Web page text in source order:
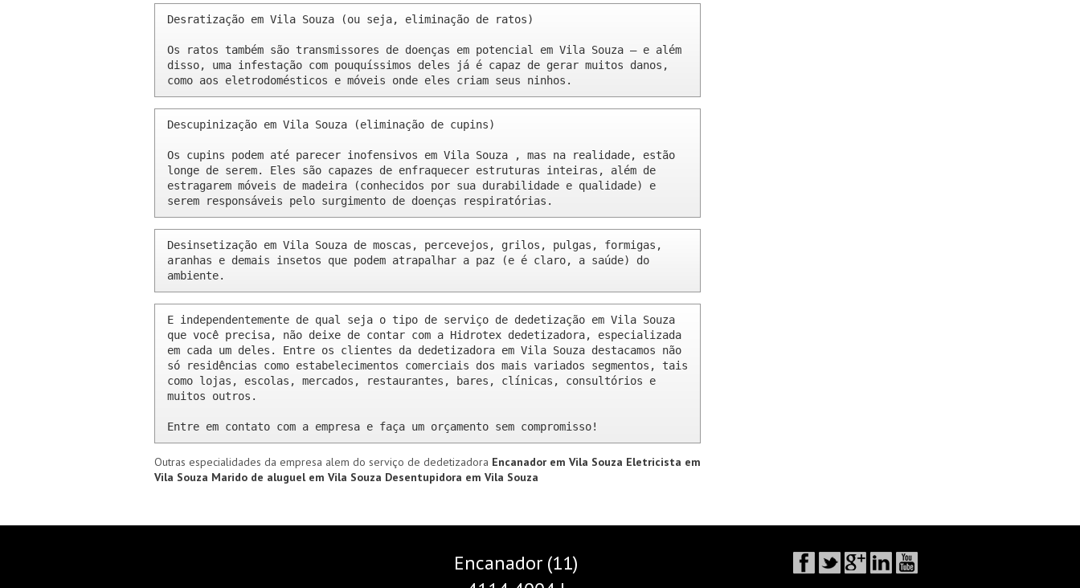
Desratização em Vila Souza (ou seja, eliminação de ratos)
Os ratos também são transmissores de doenças em potencial em Vila Souza – e além
disso, uma infestação com pouquíssimos deles já é capaz de gerar muitos danos,
como aos eletrodomésticos e móveis onde eles criam seus ninhos.
Descupinização em Vila Souza (eliminação de cupins)
Os cupins podem até parecer inofensivos em Vila Souza , mas na realidade, estão
longe de serem. Eles são capazes de enfraquecer estruturas inteiras, além de
estragarem móveis de madeira (conhecidos por sua durabilidade e qualidade) e
serem responsáveis pelo surgimento de doenças respiratórias.
Desinsetização em Vila Souza de moscas, percevejos, grilos, pulgas, formigas,
aranhas e demais insetos que podem atrapalhar a paz (e é claro, a saúde) do
ambiente.
E independentemente de qual seja o tipo de serviço de dedetização em Vila Souza
que você precisa, não deixe de contar com a Hidrotex dedetizadora, especializada
em cada um deles. Entre os clientes da dedetizadora em Vila Souza destacamos não
só residências como estabelecimentos comerciais dos mais variados segmentos, tais
como lojas, escolas, mercados, restaurantes, bares, clínicas, consultórios e
muitos outros.
Entre em contato com a empresa e faça um orçamento sem compromisso!
Outras especialidades da empresa alem do serviço de dedetizadora Encanador em Vila Souza Eletricista em
Vila Souza Marido de aluguel em Vila Souza Desentupidora em Vila Souza
Encanador (11)